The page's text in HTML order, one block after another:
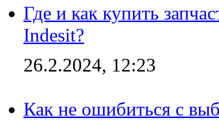
Где и как купить
Indesit?
26.2.2024, 12:23
Как не ошибиться с